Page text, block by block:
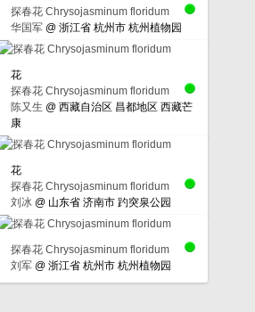
探春花 Chrysojasminum floridum
华国军 @ 浙江省 杭州市 杭州植物园
花
探春花 Chrysojasminum floridum
陈又生 @ 西藏自治区 昌都地区 西藏芒
康
花
探春花 Chrysojasminum floridum
刘冰 @ 山东省 济南市 趵突泉公园
探春花 Chrysojasminum floridum
刘军 @ 浙江省 杭州市 杭州植物园